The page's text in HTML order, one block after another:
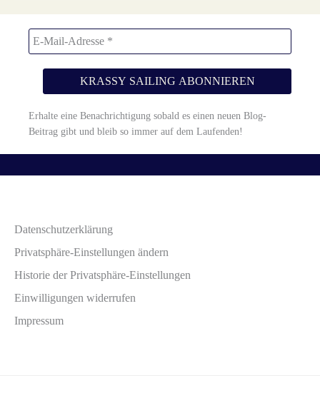
Erhalte eine Benachrichtigung sobald es einen neuen Blog-
Beitrag gibt und bleib so immer auf dem Laufenden!
Datenschutzerklärung
Privatsphäre-Einstellungen ändern
Historie der Privatsphäre-Einstellungen
Einwilligungen widerrufen
Impressum